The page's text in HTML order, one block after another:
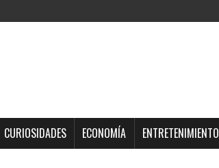
CURIOSIDADES ECONOMÍA ENTRETENIMIENTO